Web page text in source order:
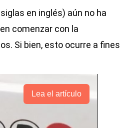
en inglés) aún no ha
comenzar con la
Si bien, esto ocurre a fines
Lea el artículo